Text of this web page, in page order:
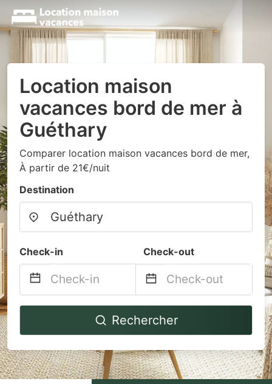
Location maison
vacances bord de mer à
Guéthary
Comparer location maison vacances bord de mer,
À partir de 21€/nuit
Destination
Check-in Check-out
Navigate
to
interact
with
Navigate
backward
to
interact
with
Rechercher